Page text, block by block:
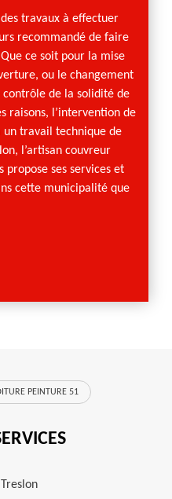
travaux à effectuer
recommandé de faire
ce soit pour la mise
ou le changement
contrôle de la solidité de
raisons, l’intervention de
un travail technique de
l’artisan couvreur
ses services et
cette municipalité que
PEINTURE 51